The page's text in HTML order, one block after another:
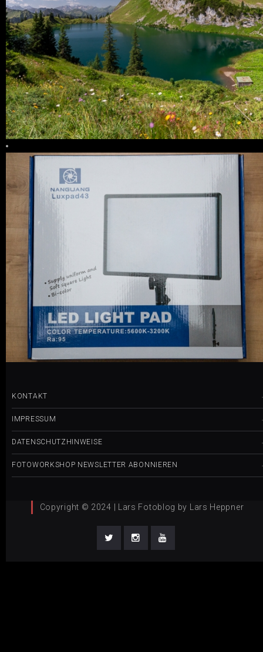
0 COMMENTS
24 LIKES
2 COMMENTS
24 LIKES
KONTAKT
IMPRESSUM
DATENSCHUTZHINWEISE
FOTOWORKSHOP NEWSLETTER ABONNIEREN
Copyright © 2024 | Lars Fotoblog by Lars Heppner